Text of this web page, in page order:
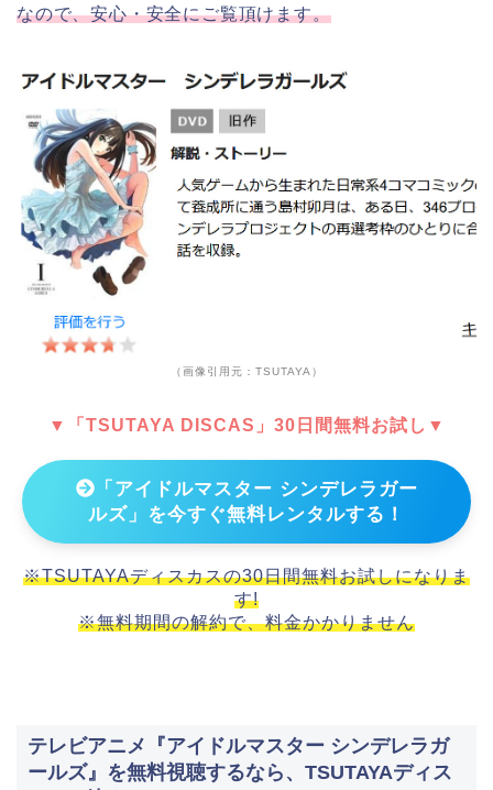
なので、安心・安全にご覧頂けます。
（画像引用元：TSUTAYA）
▼「TSUTAYA DISCAS」30日間無料お試し▼
「アイドルマスター シンデレラガー
ルズ」を今すぐ無料レンタルする！
※TSUTAYAディスカスの30日間無料お試しになりま
す!
※無料期間の解約で、料金かかりません
テレビアニメ『アイドルマスター シンデレラガ
ールズ』を無料視聴するなら、TSUTAYAディス